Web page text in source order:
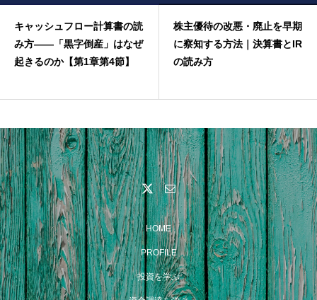
キャッシュフロー計算書の読
み方——「黒字倒産」はなぜ
起きるのか【第1章第4節】
株主優待の改悪・廃止を早期
に察知する方法｜決算書とIR
の読み方
HOME
PROFILE
投資を学ぶ